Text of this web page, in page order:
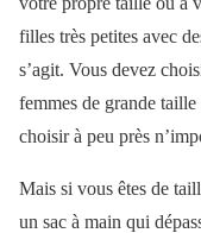
filles très petites avec
s’agit. Vous devez
femmes de grande
choisir à peu près
Mais si vous êtes de
un sac à main qui